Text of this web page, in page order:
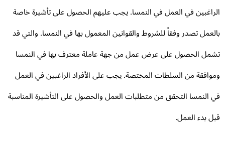
في العمل في النمسا. يجب عليهم الحصول على تأشيرة خاصة
تصدر وفقاً للشروط والقوانين المعمول بها في النمسا. والتي قد
الحصول على عرض عمل من جهة عاملة معترف بها في النمسا
من السلطات المختصة. يجب على الأفراد الراغبين في العمل
النمسا التحقق من متطلبات العمل والحصول على التأشيرة المناسبة
بدء العمل.